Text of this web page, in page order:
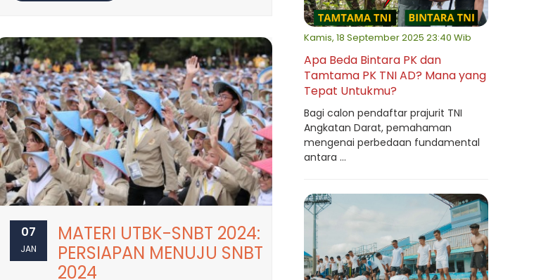
07
JAN
MATERI UTBK-SNBT 2024:
PERSIAPAN MENUJU SNBT
2024
Kamis, 18 September 2025 23:40 Wib
Apa Beda Bintara PK dan
Tamtama PK TNI AD? Mana yang
Tepat Untukmu?
Bagi calon pendaftar prajurit TNI
Angkatan Darat, pemahaman
mengenai perbedaan fundamental
antara ...